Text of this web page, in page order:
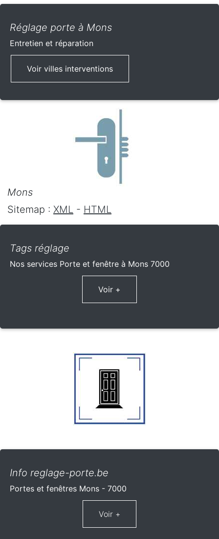
Réglage porte à Mons
Entretien et réparation
Voir villes interventions
Mons
Sitemap : XML - HTML
Tags réglage
Nos services Porte et fenêtre à Mons 7000
Voir +
Info reglage-porte.be
Portes et fenêtres Mons - 7000